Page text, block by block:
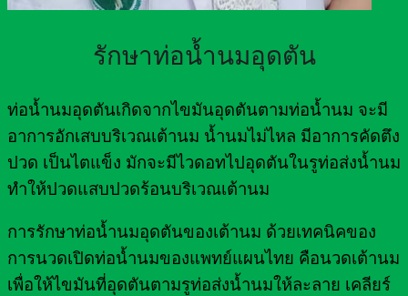
รักษาท่อน้ำนมอุดตัน
ท่อน้ำนมอุดตันเกิดจากไขมันอุดตันตามท่อน้ำนม จะมี
อาการอักเสบบริเวณเต้านม น้ำนมไม่ไหล มีอาการคัดตึง
ปวด เป็นไตแข็ง มักจะมีไวดอทไปอุดตันในรูท่อส่งน้ำนม
ทำให้ปวดแสบปวดร้อนบริเวณเต้านม
การรักษาท่อน้ำนมอุดตันของเต้านม ด้วยเทคนิคของ
การนวดเปิดท่อน้ำนมของแพทย์แผนไทย คือนวดเต้านม
เพื่อให้ไขมันที่อุดตันตามรูท่อส่งน้ำนมให้ละลาย เคลียร์